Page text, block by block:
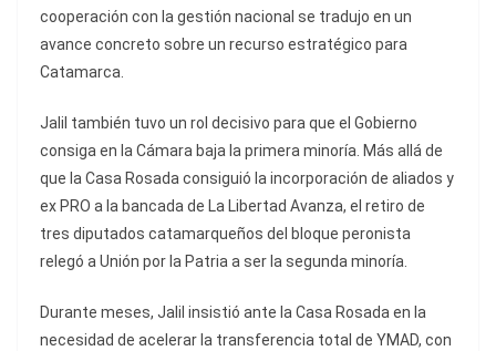
cooperación con la gestión nacional se tradujo en un
avance concreto sobre un recurso estratégico para
Catamarca.
Jalil también tuvo un rol decisivo para que el Gobierno
consiga en la Cámara baja la primera minoría. Más allá de
que la Casa Rosada consiguió la incorporación de aliados y
ex PRO a la bancada de La Libertad Avanza, el retiro de
tres diputados catamarqueños del bloque peronista
relegó a Unión por la Patria a ser la segunda minoría.
Durante meses, Jalil insistió ante la Casa Rosada en la
necesidad de acelerar la transferencia total de YMAD, con